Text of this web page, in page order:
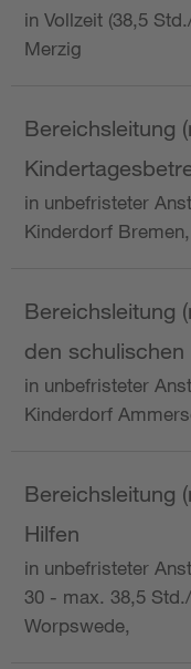
in Vollzeit (38,5
Merzig
Bereichsleitung
in unbefristeter
Kinderdorf
Bereichsleitung
den schulischen
in unbefristeter
Kinderdorf
Bereichsleitung
Hilfen
in unbefristeter
30 - max. 38,5
Worpswede,